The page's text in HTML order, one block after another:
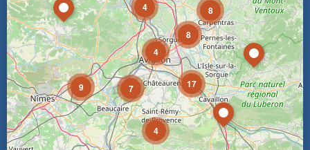
4
9 7
4
4
17
8
8